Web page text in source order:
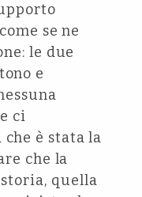
se ne
le due
e
ci
è stata la
che la
quella